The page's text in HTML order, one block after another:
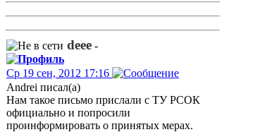
deee -
Ср 19 сен, 2012 17:16
Andrei писал(а)
Нам такое письмо прислали с ТУ РСОК
официально и попросили
проинформировать о принятых мерах.